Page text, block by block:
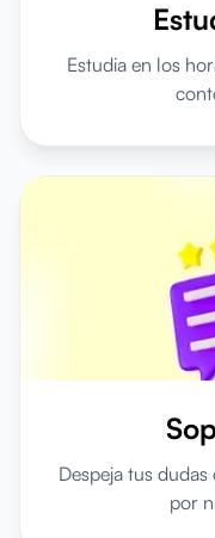
Estudia en los
Despeja tus
por